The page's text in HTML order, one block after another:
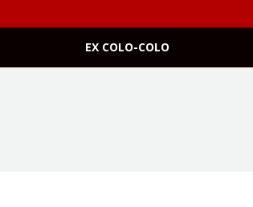
EX COLO-COLO